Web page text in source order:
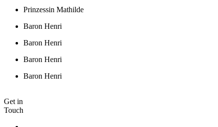
Prinzessin Mathilde
Baron Henri
Baron Henri
Baron Henri
Baron Henri
Get in
Touch